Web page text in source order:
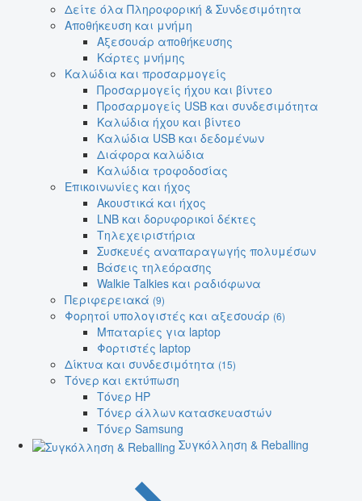
Δείτε όλα Πληροφορική & Συνδεσιμότητα
Αποθήκευση και μνήμη
Αξεσουάρ αποθήκευσης
Κάρτες μνήμης
Καλώδια και προσαρμογείς
Προσαρμογείς ήχου και βίντεο
Προσαρμογείς USB και συνδεσιμότητα
Καλώδια ήχου και βίντεο
Καλώδια USB και δεδομένων
Διάφορα καλώδια
Καλώδια τροφοδοσίας
Επικοινωνίες και ήχος
Ακουστικά και ήχος
LNB και δορυφορικοί δέκτες
Τηλεχειριστήρια
Συσκευές αναπαραγωγής πολυμέσων
Βάσεις τηλεόρασης
Walkie Talkies και ραδιόφωνα
Περιφερειακά (9)
Φορητοί υπολογιστές και αξεσουάρ (6)
Μπαταρίες για laptop
Φορτιστές laptop
Δίκτυα και συνδεσιμότητα (15)
Τόνερ και εκτύπωση
Τόνερ HP
Τόνερ άλλων κατασκευαστών
Τόνερ Samsung
Συγκόλληση & Reballing